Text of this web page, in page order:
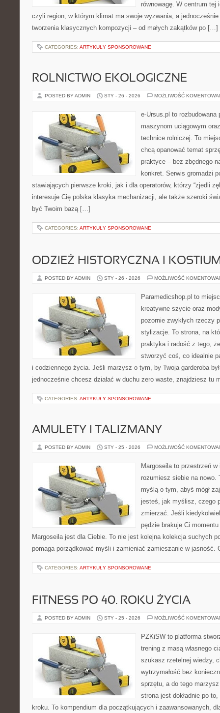
równowagę. W centrum
czyli region, w którym klimat ma swoje wyzwania, a
tworzenia klasycznych kompozycji – od małych zakątków po […]
CATEGORIES: ARTYKUŁY SPONSOROWANE
ROLNICTWO EKOLOGICZNE
POSTED BY ADMIN STY - 26 - 2026 MOŻLIWOŚĆ
e-Ursus.pl to rozbudowana
maszynom uciągowym
technice rolniczej. To
chcą opanować temat
praktyce – bez zbędnego
konkret. Serwis gromadzi
stawiających pierwsze kroki, jak i dla operatorów, którzy “zjedli
interesuje Cię polska klasyka mechanizacji, ale także szeroki
być Twoim bazą […]
CATEGORIES: ARTYKUŁY SPONSOROWANE
ODZIEŻ HISTORYCZNA I
POSTED BY ADMIN STY - 26 - 2026 MOŻLIWOŚĆ
Paramedicshop.pl to
kreatywne szycie oraz
pozornie zwykłych rzeczy
stylizacje. To strona, na
praktyka i radość z tego,
stworzyć coś, co idealnie
i codziennego życia. Jeśli marzysz o tym, by Twoja garderoba
jednocześnie chcesz działać w duchu zero waste, znajdziesz tu
CATEGORIES: ARTYKUŁY SPONSOROWANE
AMULETY I TALIZMANY
POSTED BY ADMIN STY - 25 - 2026 MOŻLIWOŚĆ
Margoseila to przestrzeń
rozumiesz siebie na nowo.
myślą o tym, abyś mógł
jesteś, jak myślisz, czego
zmierzać. Jeśli
pędzie brakuje Ci
Margoseila jest dla Ciebie. To nie jest kolejna kolekcja suchych
pomaga porządkować myśli i zamieniać zamieszanie w jasność.
CATEGORIES: ARTYKUŁY SPONSOROWANE
FITNESS PO 40. ROKU ŻYCIA
POSTED BY ADMIN STY - 25 - 2026 MOŻLIWOŚĆ
PZKiSW to platforma
trening z masą własnego
szukasz rzetelnej wiedzy,
wytrzymałość bez
sprzętu, a do tego
strona jest dokładnie po
kroku. To kompendium dla początkujących i zaawansowanych,